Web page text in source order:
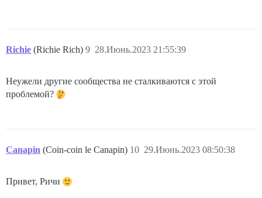
Richie (Richie Rich) 28.Июнь.2023 21:55:39
9
Неужели другие сообщества не сталкиваются с этой
проблемой?
Canapin (Coin-coin le Canapin) 29.Июнь.2023 08:50:38
10
Привет, Ричи